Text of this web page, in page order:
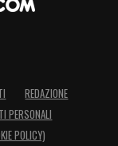
REDAZIONE
PERSONALI
POLICY)